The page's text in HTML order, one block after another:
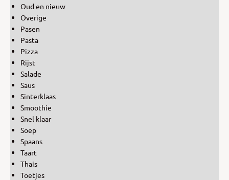
Oud en nieuw
Overige
Pasen
Pasta
Pizza
Rijst
Salade
Saus
Sinterklaas
Smoothie
Snel klaar
Soep
Spaans
Taart
Thais
Toetjes